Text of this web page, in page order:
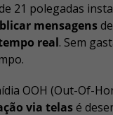
21 polegadas
mensagens
real. Sem
OOH (Out-Of-
via telasé